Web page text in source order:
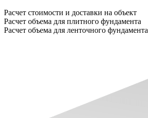
Расчет стоимости и доставки на объект
Расчет объема для плитного фундамента
Расчет объема для ленточного фундамента